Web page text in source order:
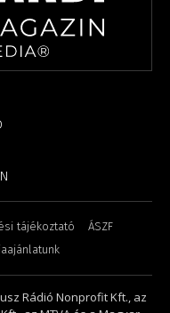
tájékoztató
ÁSZF
Rádió Nonprofit Kft., az